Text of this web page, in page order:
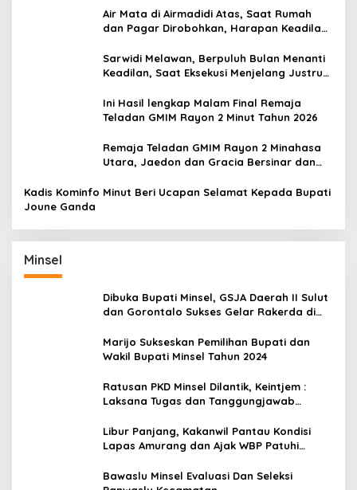
Air Mata di Airmadidi Atas, Saat Rumah
dan Pagar Dirobohkan, Harapan Keadilan
Sarwidi Melawan, Berpuluh Bulan Menanti
Keadilan, Saat Eksekusi Menjelang Justru
Ini Hasil lengkap Malam Final Remaja
Teladan GMIM Rayon 2 Minut Tahun 2026
Remaja Teladan GMIM Rayon 2 Minahasa
Utara, Jaedon dan Gracia Bersinar dan
Kadis Kominfo Minut Beri Ucapan Selamat Kepada Bupati
Joune Ganda
Minsel
Dibuka Bupati Minsel, GSJA Daerah II Sulut
dan Gorontalo Sukses Gelar Rakerda di
Marijo Sukseskan Pemilihan Bupati dan
Wakil Bupati Minsel Tahun 2024
Ratusan PKD Minsel Dilantik, Keintjem :
Laksana Tugas dan Tanggungjawab
Libur Panjang, Kakanwil Pantau Kondisi
Lapas Amurang dan Ajak WBP Patuhi
Bawaslu Minsel Evaluasi Dan Seleksi